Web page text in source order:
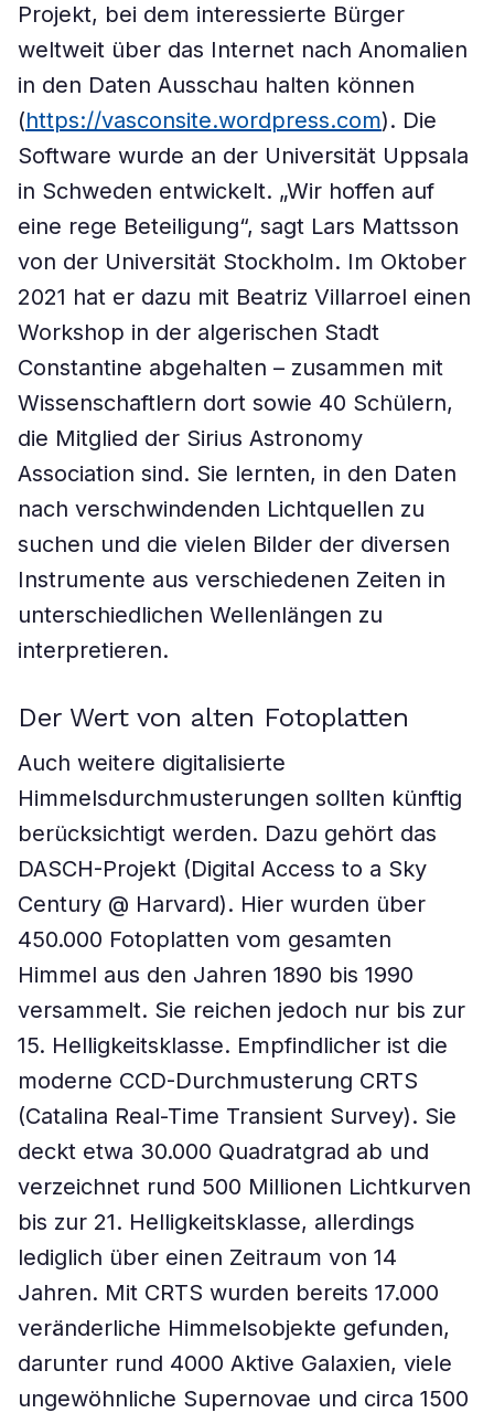
Projekt, bei dem interessierte Bürger
weltweit über das Internet nach Anomalien
in den Daten Ausschau halten können
(https://vasconsite.wordpress.com). Die
Software wurde an der Universität Uppsala
in Schweden entwickelt. „Wir hoffen auf
eine rege Beteiligung“, sagt Lars Mattsson
von der Universität Stockholm. Im Oktober
2021 hat er dazu mit Beatriz Villarroel einen
Workshop in der algerischen Stadt
Constantine abgehalten – zusammen mit
Wissenschaftlern dort sowie 40 Schülern,
die Mitglied der Sirius Astronomy
Association sind. Sie lernten, in den Daten
nach verschwindenden Lichtquellen zu
suchen und die vielen Bilder der diversen
Instrumente aus verschiedenen Zeiten in
unterschiedlichen Wellenlängen zu
interpretieren.
Der Wert von alten Fotoplatten
Auch weitere digitalisierte
Himmelsdurchmusterungen sollten künftig
berücksichtigt werden. Dazu gehört das
DASCH-Projekt (Digital Access to a Sky
Century @ Harvard). Hier wurden über
450.000 Fotoplatten vom gesamten
Himmel aus den Jahren 1890 bis 1990
versammelt. Sie reichen jedoch nur bis zur
15. Helligkeitsklasse. Empfindlicher ist die
moderne CCD-Durchmusterung CRTS
(Catalina Real-Time Transient Survey). Sie
deckt etwa 30.000 Quadratgrad ab und
verzeichnet rund 500 Millionen Lichtkurven
bis zur 21. Helligkeitsklasse, allerdings
lediglich über einen Zeitraum von 14
Jahren. Mit CRTS wurden bereits 17.000
veränderliche Himmelsobjekte gefunden,
darunter rund 4000 Aktive Galaxien, viele
ungewöhnliche Supernovae und circa 1500